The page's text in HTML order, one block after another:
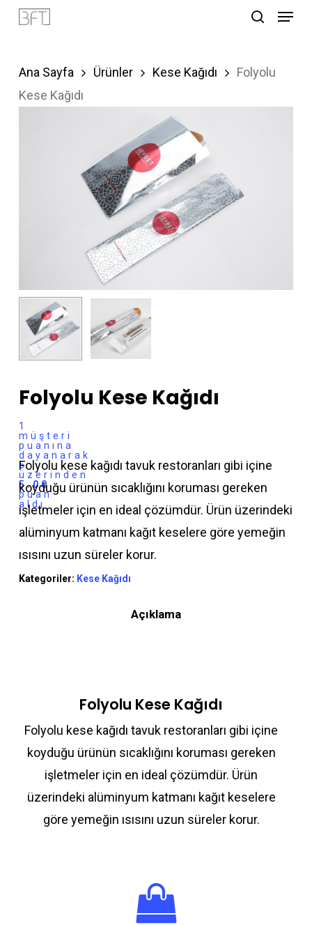
Skip
content
Menu
Ana Sayfa Ürünler Kese Kağıdı
Folyolu
Kese Kağıdı
Folyolu Kese Kağıdı
1
müşteri
puanına
dayanarak
5
üzerinden
5.00
puan
aldı
Folyolu kese kağıdı tavuk restoranları gibi içine
koyduğu ürünün sıcaklığını koruması gereken
işletmeler için en ideal çözümdür. Ürün üzerindeki
alüminyum katmanı kağıt keselere göre yemeğin
ısısını uzun süreler korur.
Kategoriler: Kese Kağıdı
Açıklama
Folyolu Kese Kağıdı
Folyolu kese kağıdı tavuk restoranları gibi içine
koyduğu ürünün sıcaklığını koruması gereken
işletmeler için en ideal çözümdür. Ürün
üzerindeki alüminyum katmanı kağıt keselere
göre yemeğin ısısını uzun süreler korur.